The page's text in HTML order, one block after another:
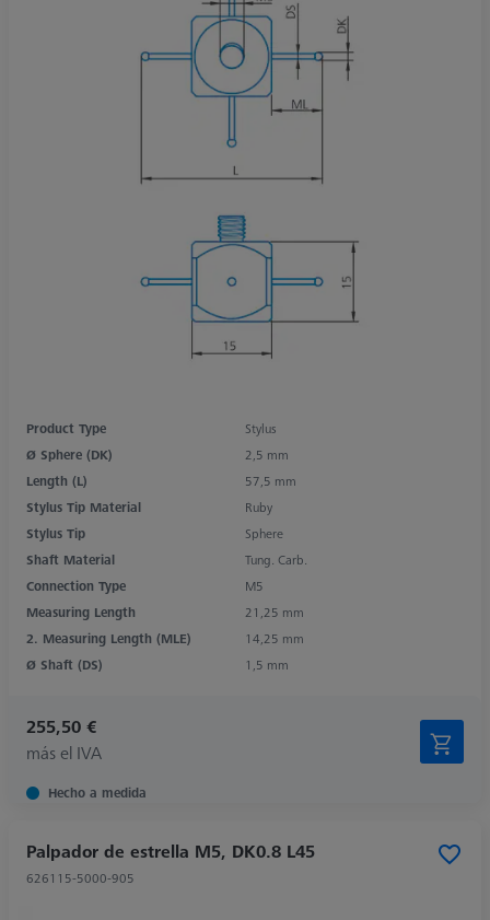
Product Type
Stylus
Ø Sphere (DK)
2,5 mm
Length (L)
57,5 mm
Stylus Tip Material
Ruby
Stylus Tip
Sphere
Shaft Material
Tung. Carb.
Connection Type
M5
Measuring Length
21,25 mm
2. Measuring Length (MLE)
14,25 mm
Ø Shaft (DS)
1,5 mm
255,50 €
más el IVA
Hecho a medida
Palpador de estrella M5, DK0.8 L45
626115-5000-905